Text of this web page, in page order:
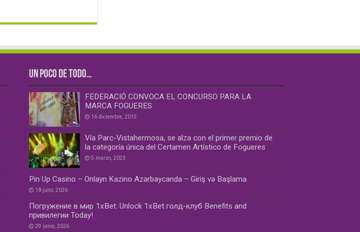
UN POCO DE TODO…
FEDERACIÓ CONVOCA EL CONCURSO PARA LA
MARCA FOGUERES
16 diciembre, 2015
Vía Parc-Vistahermosa, se alza con el primer premio de
la categoría única del Certamen Artístico de Fogueres
5 marzo, 2023
Pin Up Casino – Onlayn Kazino Azərbaycanda – Giriş və Başlama
18 julio, 2026
Погружение в мир 1xBet: Unlock 1xBet голд-клуб Benefits and
привилегии Today!
29 junio, 2026